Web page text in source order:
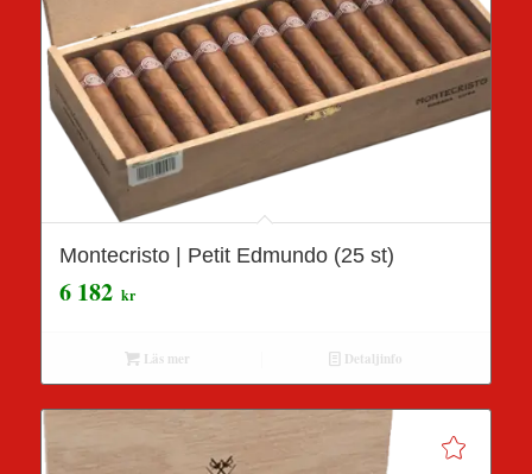
Montecristo | Petit Edmundo (25 st)
6 182 kr
Läs mer Detaljinfo